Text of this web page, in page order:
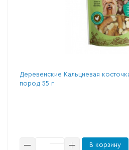
Деревенские Кальциевая
пород 55 г
В корзину